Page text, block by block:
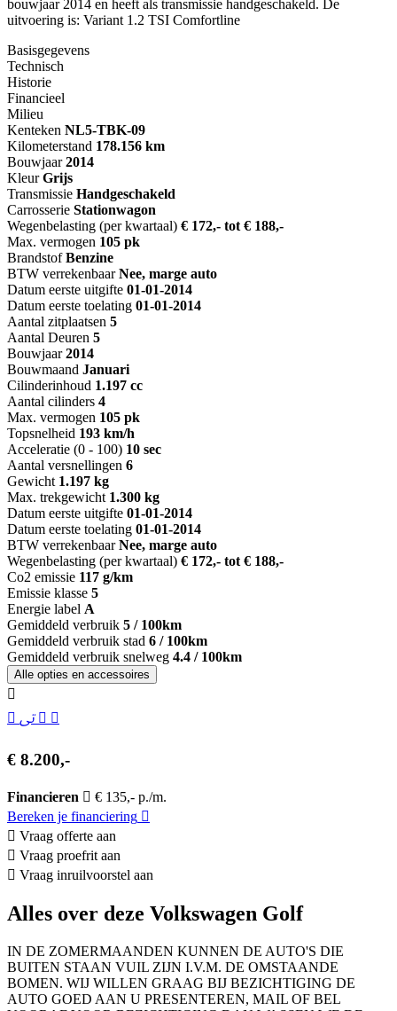
bouwjaar 2014 en heeft als transmissie handgeschakeld. De
uitvoering is: Variant 1.2 TSI Comfortline
Basisgegevens
Technisch
Historie
Financieel
Milieu
Kenteken NL5-TBK-09
Kilometerstand 178.156 km
Bouwjaar 2014
Kleur Grijs
Transmissie Handgeschakeld
Carrosserie Stationwagon
Wegenbelasting (per kwartaal) € 172,- tot € 188,-
Max. vermogen 105 pk
Brandstof Benzine
BTW verrekenbaar Nee, marge auto
Datum eerste uitgifte 01-01-2014
Datum eerste toelating 01-01-2014
Aantal zitplaatsen 5
Aantal Deuren 5
Bouwjaar 2014
Bouwmaand Januari
Cilinderinhoud 1.197 cc
Aantal cilinders 4
Max. vermogen 105 pk
Topsnelheid 193 km/h
Acceleratie (0 - 100) 10 sec
Aantal versnellingen 6
Gewicht 1.197 kg
Max. trekgewicht 1.300 kg
Datum eerste uitgifte 01-01-2014
Datum eerste toelating 01-01-2014
BTW verrekenbaar Nee, marge auto
Wegenbelasting (per kwartaal) € 172,- tot € 188,-
Co2 emissie 117 g/km
Emissie klasse 5
Energie label A
Gemiddeld verbruik 5 / 100km
Gemiddeld verbruik stad 6 / 100km
Gemiddeld verbruik snelweg 4.4 / 100km
Alle opties en accessoires
€ 8.200,-
Financieren
€ 135,- p./m.
Bereken je financiering
Vraag offerte aan
Vraag proefrit aan
Vraag inruilvoorstel aan
Alles over deze Volkswagen Golf
IN DE ZOMERMAANDEN KUNNEN DE AUTO'S DIE
BUITEN STAAN VUIL ZIJN I.V.M. DE OMSTAANDE
BOMEN. WIJ WILLEN GRAAG BIJ BEZICHTIGING DE
AUTO GOED AAN U PRESENTEREN, MAIL OF BEL